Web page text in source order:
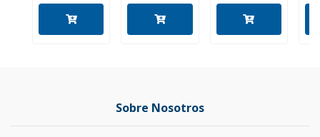
Sobre Nosotros